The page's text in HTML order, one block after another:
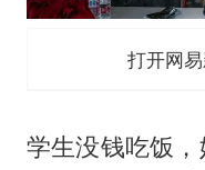
打开网
学生没钱吃饭